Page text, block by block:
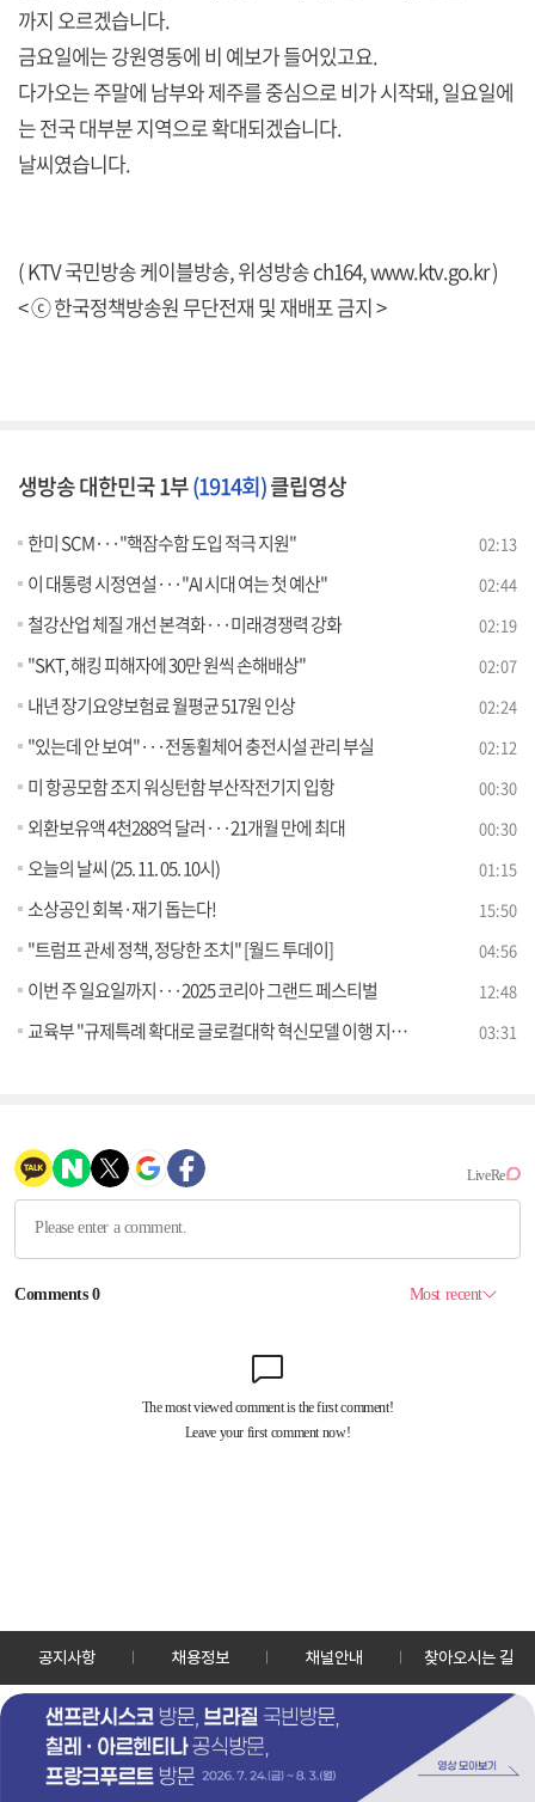
까지 오르겠습니다.
금요일에는 강원영동에 비 예보가 들어있고요.
다가오는 주말에 남부와 제주를 중심으로 비가 시작돼, 일요일에
는 전국 대부분 지역으로 확대되겠습니다.
날씨였습니다.
( KTV 국민방송 케이블방송, 위성방송 ch164,www.ktv.go.kr)
< ⓒ 한국정책방송원 무단전재 및 재배포 금지 >
생방송 대한민국 1부(1914회)클립영상
한미 SCM···"핵잠수함 도입 적극 지원" 02:13
이 대통령 시정연설···"AI 시대 여는 첫 예산" 02:44
철강산업 체질 개선 본격화···미래경쟁력 강화 02:19
"SKT, 해킹 피해자에 30만 원씩 손해배상" 02:07
내년 장기요양보험료 월평균 517원 인상 02:24
"있는데 안 보여"···전동휠체어 충전시설 관리 부실 02:12
미 항공모함 조지 워싱턴함 부산작전기지 입항 00:30
외환보유액 4천288억 달러···21개월 만에 최대 00:30
오늘의 날씨 (25. 11. 05. 10시) 01:15
소상공인 회복·재기 돕는다! 15:50
"트럼프 관세 정책, 정당한 조치" [월드 투데이] 04:56
이번 주 일요일까지···2025 코리아 그랜드 페스티벌 12:48
교육부 "규제특례 확대로 글로컬대학 혁신모델 이행 지원" [정책 바로보기] 03:31
공지사항 채용정보 채널안내 찾아오시는 길
30128 세종특별자치시 정부2청사로 13 한국정책방송원 KTV
TEL: 044-204-8000
Copyrightⓒ KTV 국민방송 All Rights Reserved.